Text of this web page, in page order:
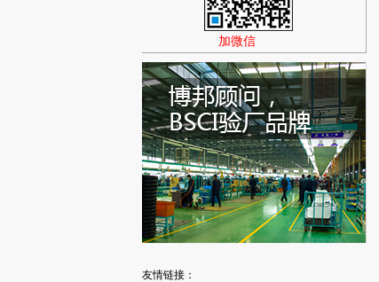
加微信
友情链接：